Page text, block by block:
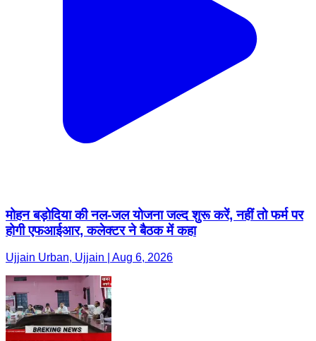
मोहन बड़ोदिया की नल-जल योजना जल्द शुरू करें, नहीं तो फर्म पर
होगी एफआईआर, कलेक्टर ने बैठक में कहा
Ujjain Urban, Ujjain | Aug 6, 2026